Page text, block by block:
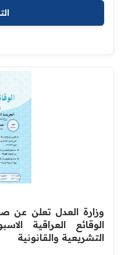
وزارة العدل تعلن عن
الوقائع العراقية
التشريعية والقانونية